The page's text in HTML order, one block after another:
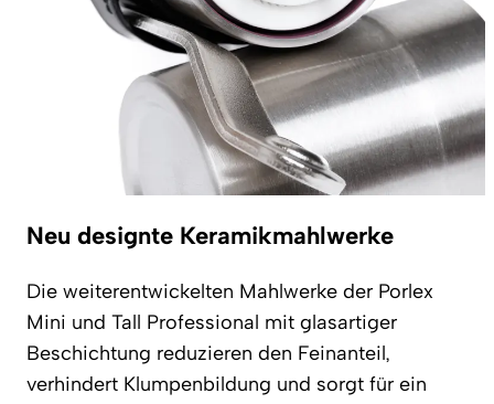
Neu designte Keramikmahlwerke
Die weiterentwickelten Mahlwerke der Porlex
Mini und Tall Professional mit glasartiger
Beschichtung reduzieren den Feinanteil,
verhindert Klumpenbildung und sorgt für ein